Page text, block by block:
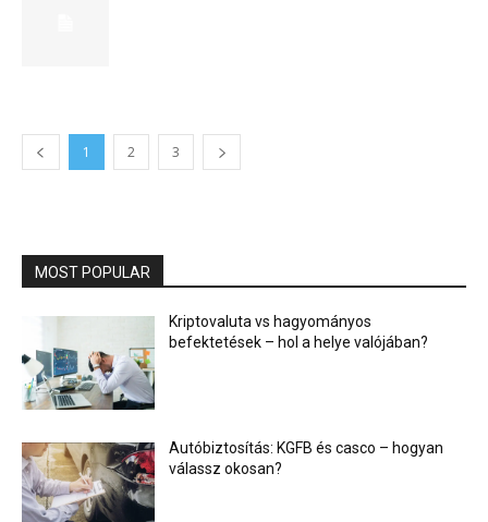
1 2 3
MOST POPULAR
Kriptovaluta vs hagyományos
befektetések – hol a helye valójában?
Autóbiztosítás: KGFB és casco – hogyan
válassz okosan?